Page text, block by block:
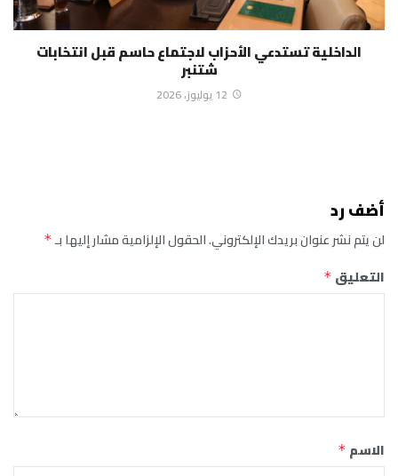
الداخلية تستدعي الأحزاب لاجتماع حاسم قبل انتخابات
شتنبر
12 يوليوز، 2026
أضف رد
لن يتم نشر عنوان بريدك الإلكتروني.الحقول الإلزامية مشار إليها بـ*
التعليق *
الاسم *